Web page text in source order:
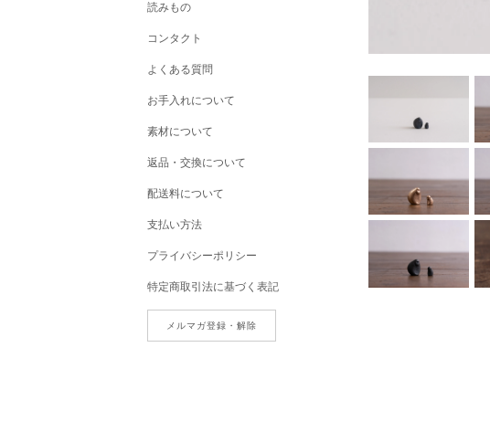
読みもの
コンタクト
よくある質問
お手入れについて
素材について
返品・交換について
配送料について
支払い方法
プライバシーポリシー
特定商取引法に基づく表記
メルマガ登録・解除